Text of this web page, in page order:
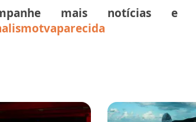
mais notícias e